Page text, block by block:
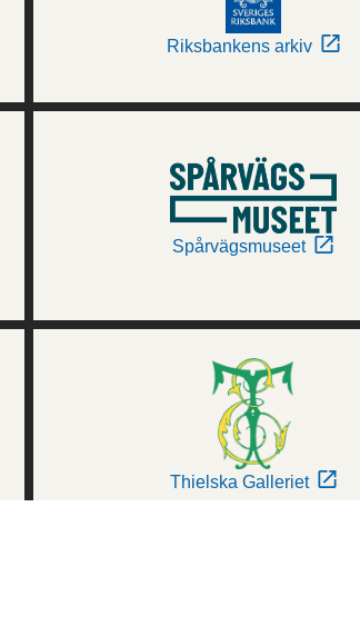
Riksbankens arkiv
Spårvägsmuseet
Thielska Galleriet